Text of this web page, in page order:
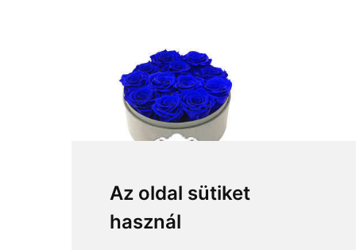
Az oldal sütiket
használ
Tengereken át
36 000 Ft-tól